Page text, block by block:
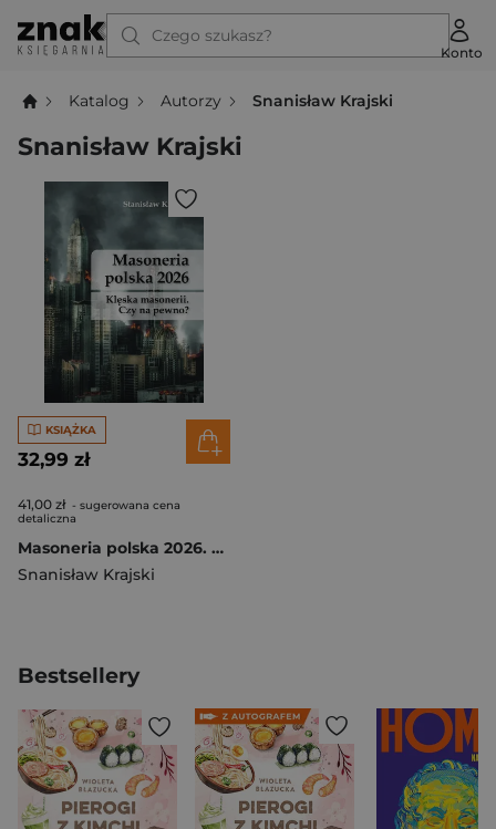
Czego szukasz?
Konto
Katalog Autorzy Snanisław Krajski
Snanisław Krajski
KSIĄŻKA
32,99 zł
41,00 zł - sugerowana cena
detaliczna
Masoneria polska 2026. Klęska masonerii...
Snanisław Krajski
Bestsellery